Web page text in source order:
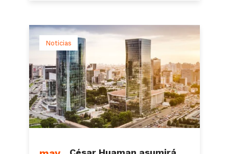
Noticias